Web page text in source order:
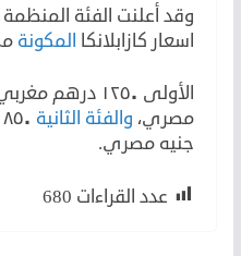
وقد أعلنت الفئة
اسعار كازابلانكا المكونة
مصري، والفئة الثانية
جنيه مصري.
عدد القراءات 680